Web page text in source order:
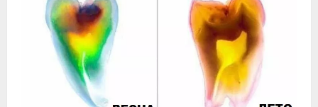
Объявления